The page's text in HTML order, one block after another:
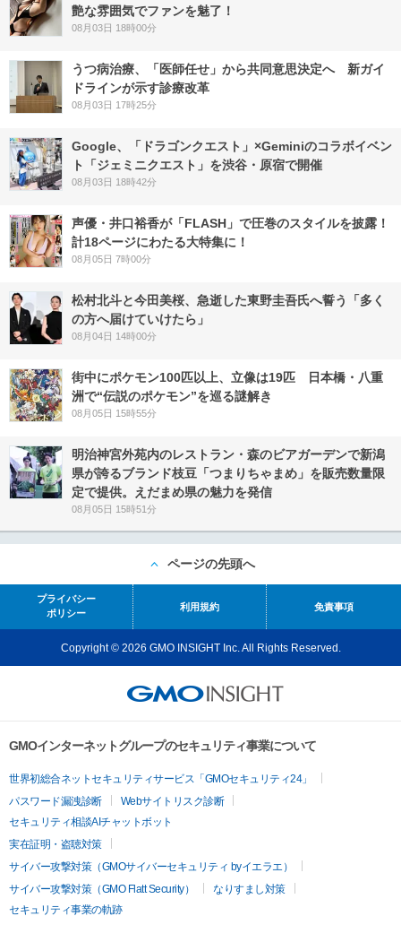
艶な雰囲気でファンを魅了！
08月03日 18時00分
うつ病治療、「医師任せ」から共同意思決定へ 新ガイ
ドラインが示す診療改革
08月03日 17時25分
Google、「ドラゴンクエスト」×Geminiのコラボイベン
ト「ジェミニクエスト」を渋谷・原宿で開催
08月03日 18時42分
声優・井口裕香が「FLASH」で圧巻のスタイルを披露！
計18ページにわたる大特集に！
08月05日 7時00分
松村北斗と今田美桜、急逝した東野圭吾氏へ誓う「多く
の方へ届けていけたら」
08月04日 14時00分
街中にポケモン100匹以上、立像は19匹 日本橋・八重
洲で“伝説のポケモン”を巡る謎解き
08月05日 15時55分
明治神宮外苑内のレストラン・森のビアガーデンで新潟
県が誇るブランド枝豆「つまりちゃまめ」を販売数量限
定で提供。えだまめ県の魅力を発信
08月05日 15時51分
ページの先頭へ
プライバシー
ポリシー
利用規約 免責事項
Copyright © 2026 GMO INSIGHT Inc. All Rights Reserved.
GMOインターネットグループのセキュリティ事業について
世界初総合ネットセキュリティサービス「GMOセキュリティ24」
パスワード漏洩診断
Webサイトリスク診断
セキュリティ相談AIチャットボット
実在証明・盗聴対策
サイバー攻撃対策（GMOサイバーセキュリティ byイエラエ）
サイバー攻撃対策（GMO Flatt Security）
なりすまし対策
セキュリティ事業の軌跡